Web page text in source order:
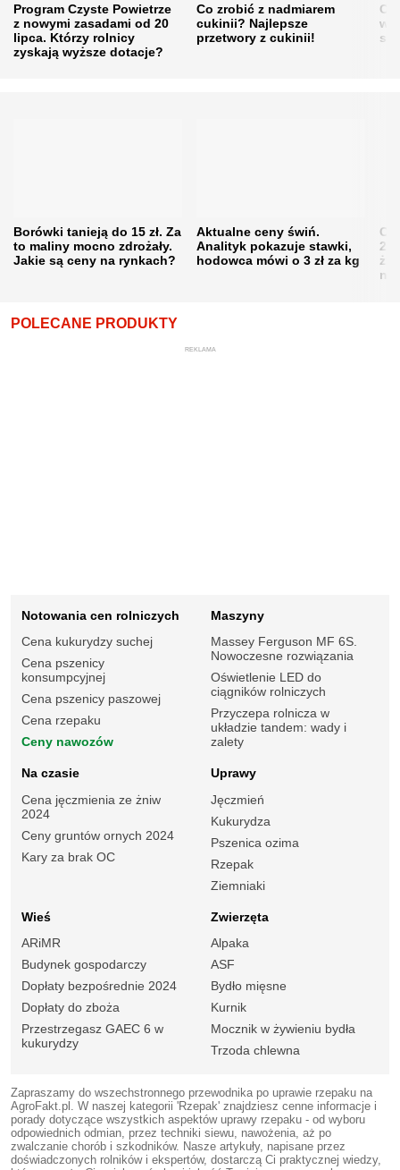
Program Czyste Powietrze
z nowymi zasadami od 20
lipca. Którzy rolnicy
zyskają wyższe dotacje?
Co zrobić z nadmiarem
cukinii? Najlepsze
przetwory z cukinii!
w
Borówki tanieją do 15 zł. Za
to maliny mocno zdrożały.
Jakie są ceny na rynkach?
Aktualne ceny świń.
Analityk pokazuje stawki,
hodowca mówi o 3 zł za kg
POLECANE PRODUKTY
REKLAMA
Notowania cen rolniczych
Cena kukurydzy suchej
Cena pszenicy
konsumpcyjnej
Cena pszenicy paszowej
Cena rzepaku
Ceny nawozów
Maszyny
Massey Ferguson MF 6S.
Nowoczesne rozwiązania
Oświetlenie LED do
ciągników rolniczych
Przyczepa rolnicza w
układzie tandem: wady i
zalety
Na czasie
Cena jęczmienia ze żniw
2024
Ceny gruntów ornych 2024
Kary za brak OC
Uprawy
Jęczmień
Kukurydza
Pszenica ozima
Rzepak
Ziemniaki
Wieś
ARiMR
Budynek gospodarczy
Dopłaty bezpośrednie 2024
Dopłaty do zboża
Przestrzegasz GAEC 6 w
kukurydzy
Zwierzęta
Alpaka
ASF
Bydło mięsne
Kurnik
Mocznik w żywieniu bydła
Trzoda chlewna
Zapraszamy do wszechstronnego przewodnika po uprawie rzepaku na
AgroFakt.pl. W naszej kategorii 'Rzepak' znajdziesz cenne informacje i
porady dotyczące wszystkich aspektów uprawy rzepaku - od wyboru
odpowiednich odmian, przez techniki siewu, nawożenia, aż po
zwalczanie chorób i szkodników. Nasze artykuły, napisane przez
doświadczonych rolników i ekspertów, dostarczą Ci praktycznej wiedzy,